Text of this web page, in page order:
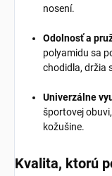
nosení.
Odolnosť a
polyamidu sa
chodidla, držia
Univerzálne
športovej
kožušine.
Kvalita, ktorú